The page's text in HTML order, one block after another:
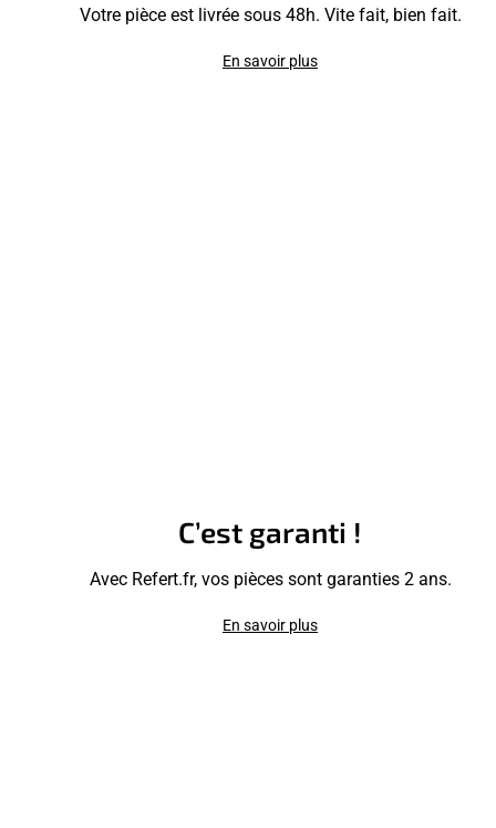
Votre pièce est livrée sous 48h. Vite fait, bien fait.
En savoir plus
C’est garanti !
Avec Refert.fr, vos pièces sont garanties 2 ans.
En savoir plus